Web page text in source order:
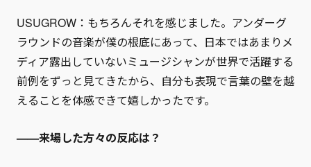
USUGROW：もちろんそれを感じました。アンダーグ
ラウンドの音楽が僕の根底にあって、日本ではあまりメ
ディア露出していないミュージシャンが世界で活躍する
前例をずっと見てきたから、自分も表現で言葉の壁を越
えることを体感できて嬉しかったです。
——来場した方々の反応は？